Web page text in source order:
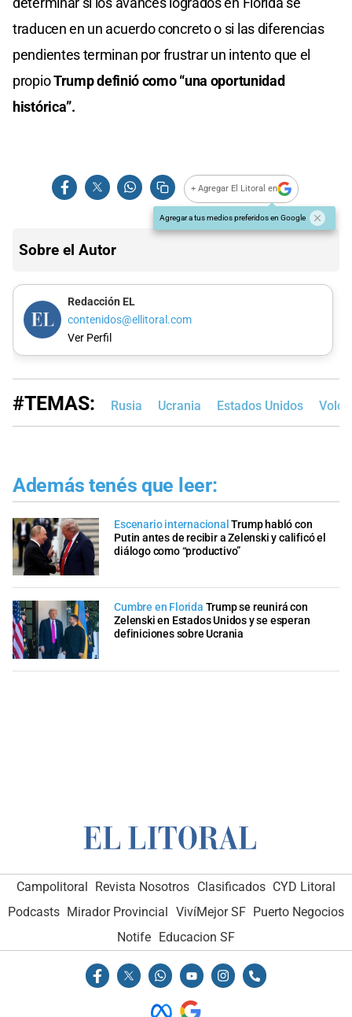
traducen en un acuerdo concreto o si las diferencias
pendientes terminan por frustrar un intento que el
propioTrump definió como “una oportunidad
histórica”.
+ Agregar El Litoral en
Agregar a tus medios preferidos en Google
Sobre el Autor
Redacción EL
contenidos@ellitoral.com
Ver Perfil
#TEMAS: Rusia Ucrania Estados Unidos
Además tenés que leer:
Escenario internacional Trump habló con
Putin antes de recibir a Zelenski y calificó el
diálogo como “productivo”
Cumbre en Florida Trump se reunirá con
Zelenski en Estados Unidos y se esperan
definiciones sobre Ucrania
Campolitoral Revista Nosotros Clasificados CYD Litoral
Podcasts Mirador Provincial VivíMejor SF Puerto Negocios
Notife
Educacion SF